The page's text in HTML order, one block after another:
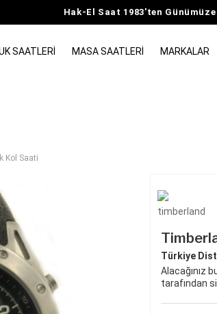
Hak-El Saat 1983'ten Günümüze
SAATLERI MASA SAATLERI MARKALAR
Kol Saati
Türkiye
Alacağınız
tarafından